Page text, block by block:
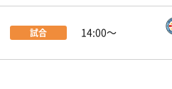
試合 14:00〜